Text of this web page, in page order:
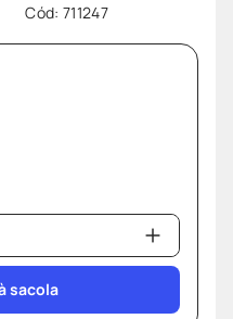
Cód:711247
sacola